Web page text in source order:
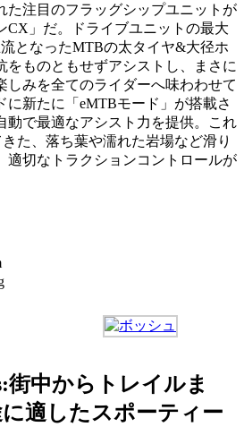
た注目のフラッグシップユニットが
CX」だ。ドライブユニットの最大
流となったMTBの太タイヤ&大径ホ
をものともせずアシストし、まさに
しみを全てのライダーへ味わわせて
に新たに「eMTBモード」が搭載さ
動で最適なアシスト力を提供。これ
た、落ち葉や濡れた岩場など滑り
適切なトラクションコントロールが
街中からトレイルま
適したスポーティー